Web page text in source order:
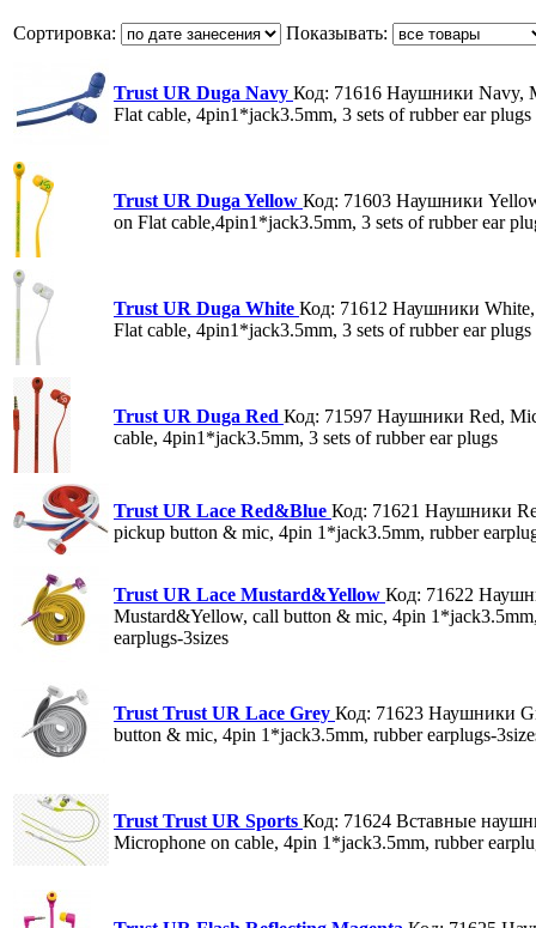
Сортировка: Показывать:
Trust UR Duga Navy Код: 71616 Наушники Navy,
Flat cable, 4pin1*jack3.5mm, 3 sets of rubber ear plugs
Trust UR Duga Yellow Код: 71603 Наушники
on Flat cable,4pin1*jack3.5mm, 3 sets of rubber ear
Trust UR Duga White Код: 71612 Наушники
Flat cable, 4pin1*jack3.5mm, 3 sets of rubber ear plugs
Trust UR Duga Red Код: 71597 Наушники Red,
cable, 4pin1*jack3.5mm, 3 sets of rubber ear plugs
Trust UR Lace Red&Blue Код: 71621 Наушники
pickup button & mic, 4pin 1*jack3.5mm, rubber
Trust UR Lace Mustard&Yellow Код: 71622
Mustard&Yellow, call button & mic, 4pin
earplugs-3sizes
Trust Trust UR Lace Grey Код: 71623 Наушники
button & mic, 4pin 1*jack3.5mm, rubber earplugs-
Trust Trust UR Sports Код: 71624 Вставные
Microphone on cable, 4pin 1*jack3.5mm, rubber